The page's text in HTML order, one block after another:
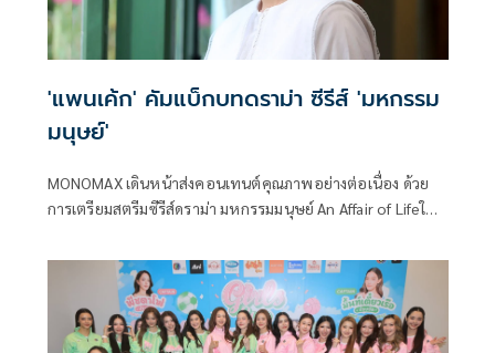
'แพนเค้ก' คัมแบ็กบทดราม่า ซีรีส์ 'มหกรรม
มนุษย์'
MONOMAX เดินหน้าส่งคอนเทนต์คุณภาพอย่างต่อเนื่อง ด้วย
การเตรียมสตรีมซีรีส์ดราม่า มหกรรมมนุษย์ An Affair of Lifeใน
ซึ้ง สะท้อนแง่มุมของความรัก ครอบครัว ความสูญเสีย และการ
เติบโตของมนุษย์ ผ่านบทละครที่เข้มข้นและเปี่ยมด้วยอารมณ์
พร้อมชวนผู้ชมร่วมเดินทางไปกับทุกช่วงเวลาของชีวิตที่ทั้ง
งดงามและเจ็บปวด